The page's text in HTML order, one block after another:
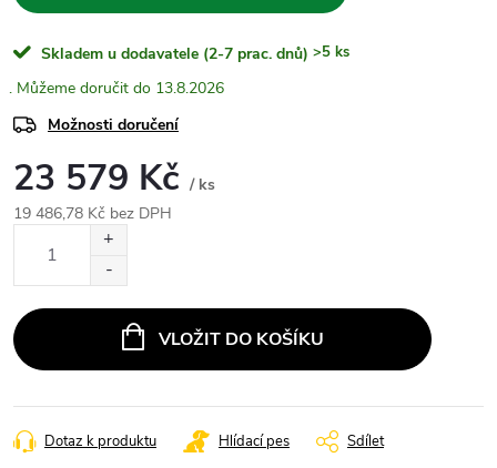
Skladem u dodavatele (2-7 prac. dnů) >5 ks
13.8.2026
Možnosti doručení
23 579 Kč / ks
19 486,78 Kč bez DPH
VLOŽIT DO KOŠÍKU
Dotaz k produktu Hlídací pes Sdílet